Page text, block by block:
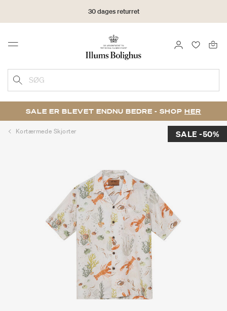
30 dages returret
Menu LOG IND
SØG
SALE ER BLEVET ENDNU BEDRE - SHOP HER
Kortærmede Skjorter SALE -50%